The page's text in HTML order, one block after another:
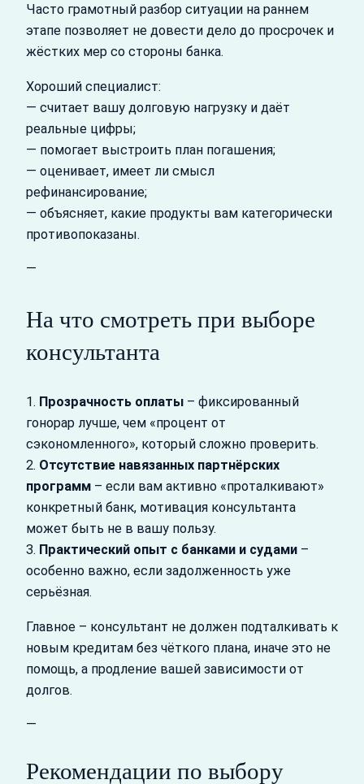
Часто грамотный разбор ситуации на раннем
этапе позволяет не довести дело до просрочек и
жёстких мер со стороны банка.
Хороший специалист:
— считает вашу долговую нагрузку и даёт
реальные цифры;
— помогает выстроить план погашения;
— оценивает, имеет ли смысл
рефинансирование;
— объясняет, какие продукты вам категорически
противопоказаны.
—
На что смотреть при выборе
консультанта
1. Прозрачность оплаты – фиксированный
гонорар лучше, чем «процент от
сэкономленного», который сложно проверить.
2. Отсутствие навязанных партнёрских
программ – если вам активно «проталкивают»
конкретный банк, мотивация консультанта
может быть не в вашу пользу.
3. Практический опыт с банками и судами –
особенно важно, если задолженность уже
серьёзная.
Главное – консультант не должен подталкивать к
новым кредитам без чёткого плана, иначе это не
помощь, а продление вашей зависимости от
долгов.
—
Рекомендации по выбору